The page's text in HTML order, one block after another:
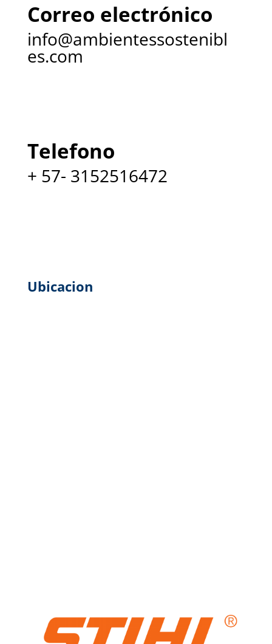
Correo electrónico
info@ambientessostenibl
es.com
Telefono
+ 57- 3152516472
Ubicacion